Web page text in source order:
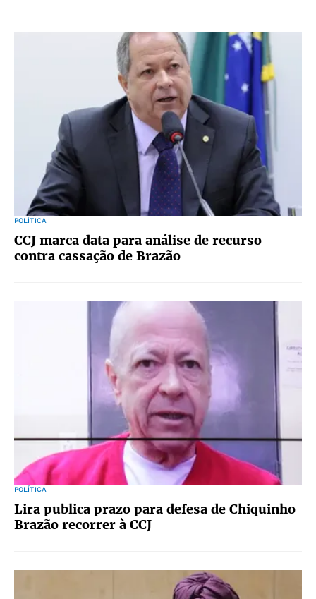
POLÍTICA
CCJ marca data para análise de recurso
contra cassação de Brazão
POLÍTICA
Lira publica prazo para defesa de Chiquinho
Brazão recorrer à CCJ